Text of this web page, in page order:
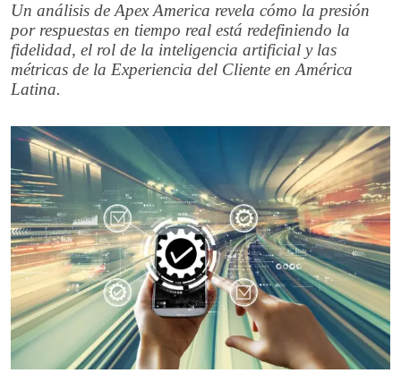
Un análisis de Apex America revela cómo la presión
por respuestas en tiempo real está redefiniendo la
fidelidad, el rol de la inteligencia artificial y las
métricas de la Experiencia del Cliente en América
Latina.